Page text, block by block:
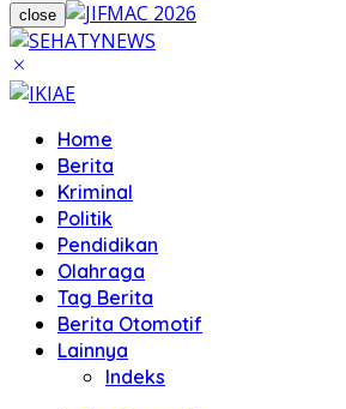
close
Home
Berita
Kriminal
Politik
Pendidikan
Olahraga
Tag Berita
Berita Otomotif
Lainnya
Indeks